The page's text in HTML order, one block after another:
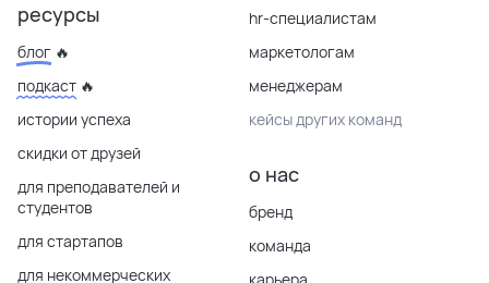
ресурсы
блог 🔥
подкаст 🔥
истории успеха
скидки от друзей
для преподавателей и
студентов
для стартапов
для некоммерческих
hr-специалистам
маркетологам
менеджерам
кейсы других команд
о нас
бренд
команда